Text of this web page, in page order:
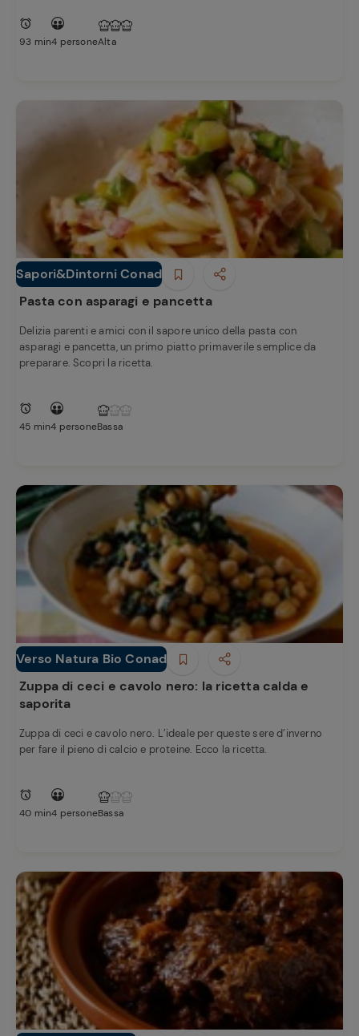
93 min4 personeAlta
Sapori&Dintorni Conad
Primi piatti
Pasta con asparagi e pancetta
Delizia parenti e amici con il sapore unico della pasta con
asparagi e pancetta, un primo piatto primaverile semplice da
preparare. Scopri la ricetta.
45 min4 personeBassa
Verso Natura Bio Conad
Minestre e Zuppe
Zuppa di ceci e cavolo nero: la ricetta calda e
saporita
Zuppa di ceci e cavolo nero. L’ideale per queste sere d’inverno
per fare il pieno di calcio e proteine. Ecco la ricetta.
40 min4 personeBassa
Ricette
preferite